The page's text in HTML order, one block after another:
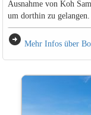
Ausnahme von Koh
um dorthin zu gelangen.
arrow_circle_right Mehr Infos über